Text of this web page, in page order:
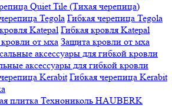
Quiet Tile (Тихая черепица)
Гибкая черепица Tegola
Гибкая кровля Katepal
Защита кровли от мха
аксессуары для гибкой кровли
Гибкая черепица Kerabit